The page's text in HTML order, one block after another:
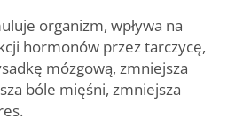
organizm, wpływa na
hormonów przez tarczycę,
mózgową, zmniejsza
bóle mięśni, zmniejsza